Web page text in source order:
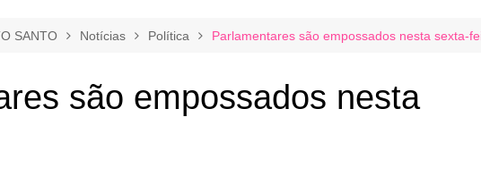
SANTO Notícias Política Parlamentares são empossados nesta sexta-
são empossados nesta